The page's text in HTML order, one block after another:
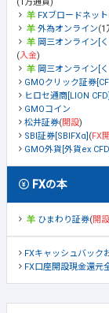
FXブロードネット
外為オンライン(1
岡三オンライン[
(入金)
岡三オンライン[
GMOクリック証券
ヒロセ通商[LION CFD]
GMOコイン
松井証券(開設)
SBI証券[SBIFXα] (FX
GMO外貨[外貨ex
FXの本
ひまわり証券(開設
FXキャッシュバック
FX口座開設現金還元